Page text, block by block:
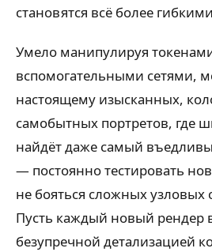
становятся всё более
Умело манипулируя
вспомогательными сетями,
настоящему изысканных,
самобытных портретов, где
найдёт даже самый
— постоянно тестировать
не бояться сложных узловых
Пусть каждый новый рендер
безупречной детализацией